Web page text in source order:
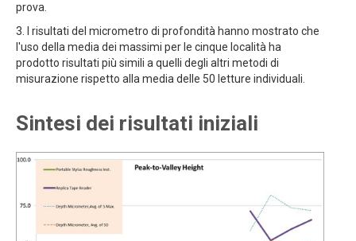
prova.
3. I risultati del micrometro di profondità hanno mostrato che
l'uso della media dei massimi per le cinque località ha
prodotto risultati più simili a quelli degli altri metodi di
misurazione rispetto alla media delle 50 letture individuali.
Sintesi dei risultati iniziali